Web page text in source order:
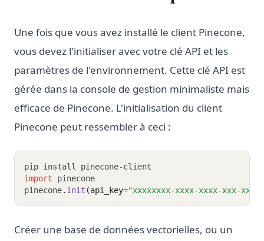
Une fois que vous avez installé le client Pinecone,
vous devez l'initialiser avec votre clé API et les
paramètres de l'environnement. Cette clé API est
gérée dans la console de gestion minimaliste mais
efficace de Pinecone. L'initialisation du client
Pinecone peut ressembler à ceci :
pip install pinecone-client
import pinecone
pinecone. init (api_key="xxxxxxxx-xxxx-xxxx-xxx-xxxx"
Créer une base de données vectorielles, ou un